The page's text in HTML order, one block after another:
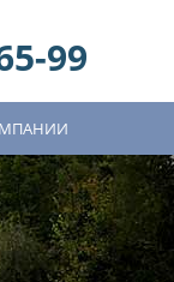
99